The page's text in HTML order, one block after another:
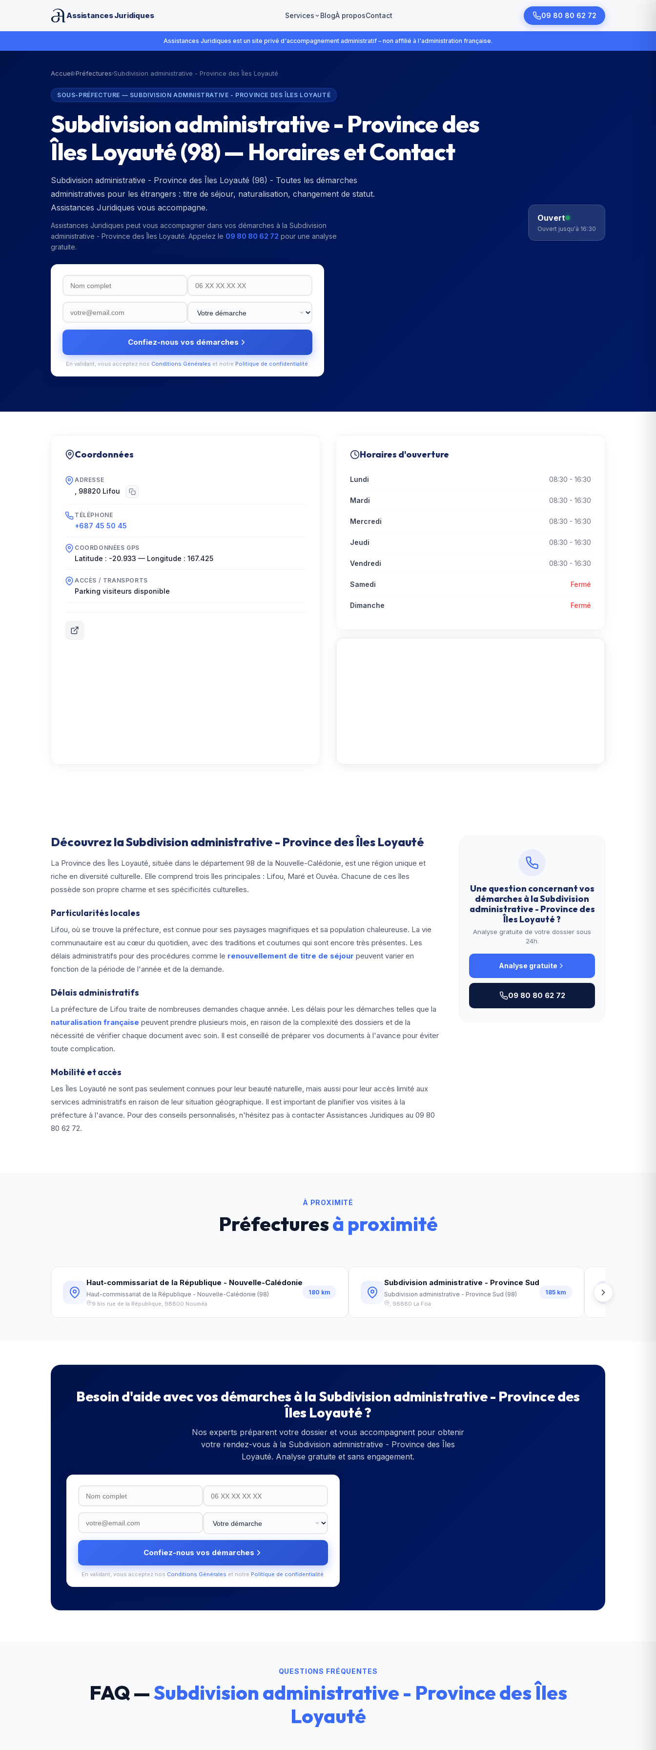
Assistances Juridiques Services BlogÀ proposContact 09 80 80 62 72
Assistances Juridiques est un site privé d'accompagnement administratif – non affilié à l'administration française.
Accueil›Préfectures›Subdivision administrative - Province des Îles Loyauté
SOUS-PRÉFECTURE — SUBDIVISION ADMINISTRATIVE - PROVINCE DES ÎLES LOYAUTÉ
Subdivision administrative - Province des
Îles Loyauté(98) — Horaires et Contact
Subdivision administrative - Province des Îles Loyauté (98) - Toutes les démarches
administratives pour les étrangers : titre de séjour, naturalisation, changement de statut.
Assistances Juridiques vous accompagne.
Assistances Juridiques peut vous accompagner dans vos démarches à la Subdivision
administrative - Province des Îles Loyauté. Appelez le 09 80 80 62 72 pour une analyse
gratuite.
Confiez-nous vos démarches
En validant, vous acceptez nos Conditions Générales et notre Politique de confidentialité.
Ouvert
Ouvert jusqu'à 16:30
Coordonnées
ADRESSE
98820 Lifou
TÉLÉPHONE
+687 45 50 45
COORDONNÉES GPS
Latitude : -20.933 — Longitude : 167.425
ACCÈS / TRANSPORTS
Parking visiteurs disponible
Horaires d'ouverture
Lundi 08:30 - 16:30
Mardi 08:30 - 16:30
Mercredi 08:30 - 16:30
Jeudi 08:30 - 16:30
Vendredi 08:30 - 16:30
Samedi Fermé
Dimanche Fermé
Découvrez la Subdivision administrative - Province des Îles Loyauté
La Province des Îles Loyauté, située dans le département 98 de la Nouvelle-Calédonie, est une région unique et
riche en diversité culturelle. Elle comprend trois îles principales : Lifou, Maré et Ouvéa. Chacune de ces îles
possède son propre charme et ses spécificités culturelles.
Particularités locales
Lifou, où se trouve la préfecture, est connue pour ses paysages magnifiques et sa population chaleureuse. La vie
communautaire est au cœur du quotidien, avec des traditions et coutumes qui sont encore très présentes. Les
délais administratifs pour des procédures comme le renouvellement de titre de séjour peuvent varier en
fonction de la période de l'année et de la demande.
Délais administratifs
La préfecture de Lifou traite de nombreuses demandes chaque année. Les délais pour les démarches telles que la
naturalisation française peuvent prendre plusieurs mois, en raison de la complexité des dossiers et de la
nécessité de vérifier chaque document avec soin. Il est conseillé de préparer vos documents à l'avance pour éviter
toute complication.
Mobilité et accès
Les Îles Loyauté ne sont pas seulement connues pour leur beauté naturelle, mais aussi pour leur accès limité aux
services administratifs en raison de leur situation géographique. Il est important de planifier vos visites à la
préfecture à l'avance. Pour des conseils personnalisés, n'hésitez pas à contacter Assistances Juridiques au 09 80
80 62 72.
Une question concernant vos
démarches à laSubdivision
administrative - Province des
Îles Loyauté?
Analyse gratuite de votre dossier sous
24h.
Analyse gratuite
09 80 80 62 72
À PROXIMITÉ
Préfecturesà proximité
Haut-commissariat de la République - Nouvelle-Calédonie
Haut-commissariat de la République - Nouvelle-Calédonie (98)
9 bis rue de la République, 98800 Nouméa
180 km
Subdivision administrative - Province Sud
Subdivision administrative - Province Sud (98)
, 98880 La Foa
185 km
Besoin d'aide avec vos démarches à laSubdivision administrative - Province des
Îles Loyauté?
Nos experts préparent votre dossier et vous accompagnent pour obtenir
votre rendez-vous à la Subdivision administrative - Province des Îles
Loyauté. Analyse gratuite et sans engagement.
Confiez-nous vos démarches
En validant, vous acceptez nos Conditions Générales et notre Politique de confidentialité.
QUESTIONS FRÉQUENTES
FAQ —Subdivision administrative - Province des Îles
Loyauté